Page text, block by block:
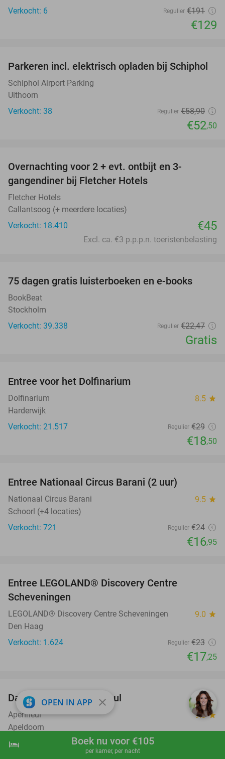
shopping_cart Boek nu
hotel Boek nu voor €105
per kamer, per nacht
Verkocht: 6
Regulier €191
€129
11%
Parkeren incl. elektrisch opladen bij Schiphol
Schiphol Airport Parking
Uithoorn
Verkocht: 38
Regulier €58,90
€52,50
Overnachting voor 2 + evt. ontbijt en 3-
gangendiner bij Fletcher Hotels
Fletcher Hotels
Callantsoog (+ meerdere locaties)
Verkocht: 18.410
€45
Excl. ca. €3 p.p.p.n. toeristenbelasting
75 dagen gratis luisterboeken en e-books
BookBeat
Stockholm
Verkocht: 39.338
Regulier €22,47
Gratis
Entree voor het Dolfinarium
Dolfinarium 8.5 star
Harderwijk
Verkocht: 21.517
Regulier €29
€18,50
Entree Nationaal Circus Barani (2 uur)
Nationaal Circus Barani 9.5 star
Schoorl (+4 locaties)
Verkocht: 721
Regulier €24
€16,95
Entree LEGOLAND® Discovery Centre
Scheveningen
LEGOLAND® Discovery Centre Scheveningen 9.0 star
Den Haag
Verkocht: 1.624
Regulier €23
€17,25
36%
Dagentree voor Apenheul
Apenheul 9.3star
Apeldoorn
Verkocht: 33.883
OPEN IN APP close